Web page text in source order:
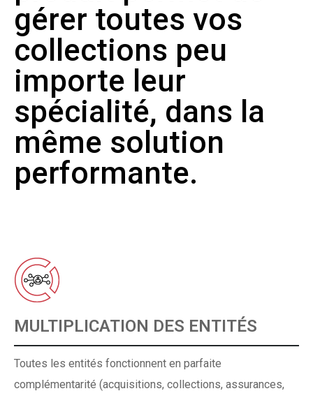
gérer toutes vos
collections peu
importe leur
spécialité, dans la
même solution
performante.
MULTIPLICATION DES ENTITÉS
Toutes les entités fonctionnent en parfaite
complémentarité (acquisitions, collections, assurances,